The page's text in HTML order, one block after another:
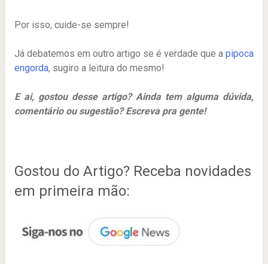
Por isso, cuide-se sempre!
Já debatemos em outro artigo se é verdade que a pipoca
engorda, sugiro a leitura do mesmo!
E ai, gostou desse artigo? Ainda tem alguma dúvida,
comentário ou sugestão? Escreva pra gente!
Gostou do Artigo? Receba novidades
em primeira mão: